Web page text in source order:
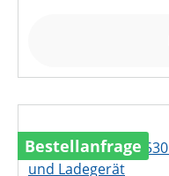
Bestellanfrage